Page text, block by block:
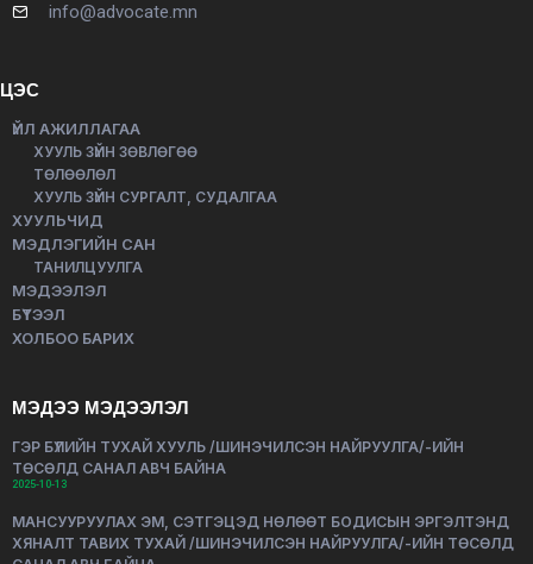
info@advocate.mn
ЦЭС
ҮЙЛ АЖИЛЛАГАА
ХУУЛЬ ЗҮЙН ЗӨВЛӨГӨӨ
ТӨЛӨӨЛӨЛ
ХУУЛЬ ЗҮЙН СУРГАЛТ, СУДАЛГАА
ХУУЛЬЧИД
МЭДЛЭГИЙН САН
ТАНИЛЦУУЛГА
МЭДЭЭЛЭЛ
БҮТЭЭЛ
ХОЛБОО БАРИХ
МЭДЭЭ МЭДЭЭЛЭЛ
ГЭР БҮЛИЙН ТУХАЙ ХУУЛЬ /ШИНЭЧИЛСЭН НАЙРУУЛГА/-ИЙН
ТӨСӨЛД САНАЛ АВЧ БАЙНА
2025-10-13
МАНСУУРУУЛАХ ЭМ, СЭТГЭЦЭД НӨЛӨӨТ БОДИСЫН ЭРГЭЛТЭНД
ХЯНАЛТ ТАВИХ ТУХАЙ /ШИНЭЧИЛСЭН НАЙРУУЛГА/-ИЙН ТӨСӨЛД